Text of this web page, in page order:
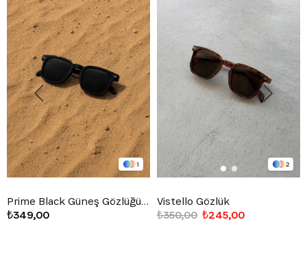
1
Prime Black Güneş Gözlüğü Siyah
₺349,00
2
Vistello Gözlük
₺245,00
₺350,00